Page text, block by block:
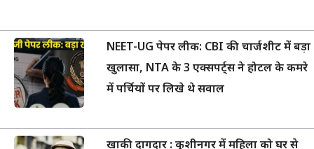
NEET-UG पेपर लीक: CBI की चार्जशीट में बड़ा
खुलासा, NTA के 3 एक्सपर्ट्स ने होटल के कमरे
में पर्चियों पर लिखे थे सवाल
खाकी दागदार : कुशीनगर में महिला को घर से